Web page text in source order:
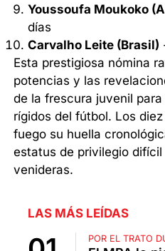
Youssoufa Moukoko
días
Carvalho Leite (Brasil)
Esta prestigiosa nómina
potencias y las
de la frescura juvenil
rígidos del fútbol. Los
fuego su huella
estatus de privilegio
venideras.
LAS MÁS LEÍDAS
POR EL TRATO